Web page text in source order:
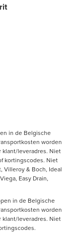
in de Belgische
worden
klant/leveradres. Niet
kortingscodes. Niet
Villeroy & Boch, Ideal
Easy Drain,
in de Belgische
worden
klant/leveradres. Niet